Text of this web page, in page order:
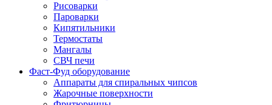
Рисоварки
Пароварки
Кипятильники
Термостаты
Мангалы
СВЧ печи
Фаст-Фуд оборудование
Аппараты для спиральных чипсов
Жарочные поверхности